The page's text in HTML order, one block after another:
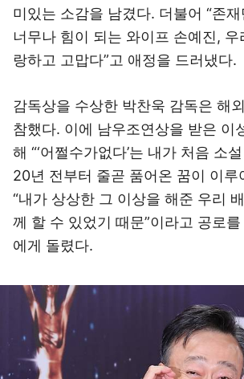
미있는 소감을 남겼다. 더불어 “존
너무나 힘이 되는 와이프 손예진,
랑하고 고맙다”고 애정을 드러냈다.
감독상을 수상한 박찬욱 감독은 해
참했다. 이에 남우조연상을 받은 이
해 “‘어쩔수가없다’는 내가 처음 소
20년 전부터 줄곧 품어온 꿈이 이루
“내가 상상한 그 이상을 해준 우리
께 할 수 있었기 때문”이라고 공로
에게 돌렸다.